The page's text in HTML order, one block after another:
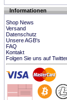
Informationen
Shop News
Versand
Datenschutz
Unsere AGB's
FAQ
Kontakt
Folgen Sie uns auf